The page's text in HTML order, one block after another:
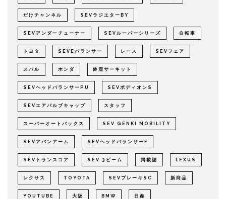
だけチャンネル SEVラジエターBY
SEVアンダーチューナー SEVルーパーシリーズ 自転車
トヨタ SEVEバランサー レース SEVフェア
スバル ホンダ 鈴鹿サーキット
SEVヘッドバランサーPU SEVボディオンS
SEVエアバルブキャップ スタッフ
スーパーオートバックス SEV GENKI MOBILITY
SEVアバンアーム SEVヘッドバランサーF
SEVトランスコア SEV 3ビーム 掲載誌 LEXUS
レクサス TOYOTA SEVブレーキSC 新商品
YOUTUBE 大阪 BMW 日産